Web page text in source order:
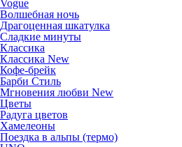
Vogue
Волшебная ночь
Драгоценная шкатулка
Сладкие минуты
Классика
Классика New
Кофе-брейк
Барби Стиль
Мгновения любви New
Цветы
Радуга цветов
Хамелеоны
Поездка в альпы (термо)